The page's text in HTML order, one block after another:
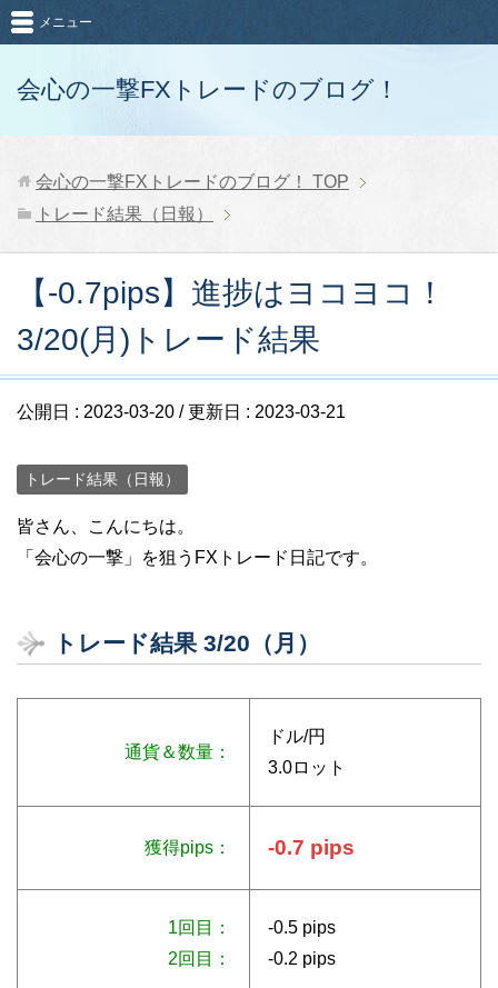
会心の一撃FXトレードのブログ！
メニュー
会心の一撃FXトレードのブログ！
TOP
トレード結果（日報）
【-0.7pips】進捗はヨコヨコ！
3/20(月)トレード結果
公開日 : 2023-03-20 / 更新日 : 2023-03-21
トレード結果（日報）
皆さん、こんにちは。
「会心の一撃」を狙うFXトレード日記です。
トレード結果 3/20（月）
通貨＆数量：
ドル/円
3.0ロット
獲得pips： -0.7 pips
1回目：
2回目：
-0.5 pips
-0.2 pips